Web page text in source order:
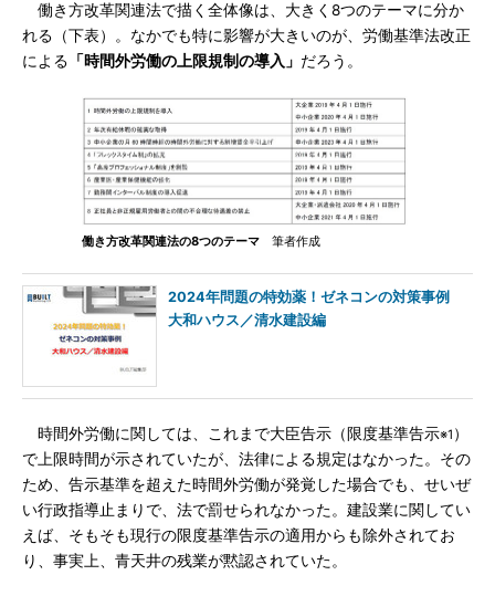
働き方改革関連法で描く全体像は、大きく8つのテーマに分か
れる（下表）。なかでも特に影響が大きいのが、労働基準法改正
による 「時間外労働の上限規制の導入」 だろう。
働き方改革関連法の8つのテーマ 筆者作成
2024年問題の特効薬！ゼネコンの対策事例
大和ハウス／清水建設編
時間外労働に関しては、これまで大臣告示（限度基準告示※1 ）
で上限時間が示されていたが、法律による規定はなかった。その
ため、告示基準を超えた時間外労働が発覚した場合でも、せいぜ
い行政指導止まりで、法で罰せられなかった。建設業に関してい
えば、そもそも現行の限度基準告示の適用からも除外されてお
り、事実上、青天井の残業が黙認されていた。